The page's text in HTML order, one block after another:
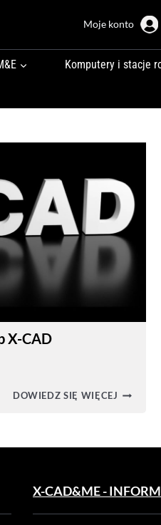
Moje konto
Komputery i stacje
X-CAD
DOWIEDZ SIĘ WIĘCEJ SKLEP
X-CAD&ME -